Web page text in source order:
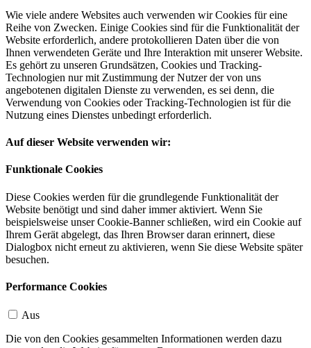
Wie viele andere Websites auch verwenden wir Cookies für eine
Reihe von Zwecken. Einige Cookies sind für die Funktionalität der
Website erforderlich, andere protokollieren Daten über die von
Ihnen verwendeten Geräte und Ihre Interaktion mit unserer Website.
Es gehört zu unseren Grundsätzen, Cookies und Tracking-
Technologien nur mit Zustimmung der Nutzer der von uns
angebotenen digitalen Dienste zu verwenden, es sei denn, die
Verwendung von Cookies oder Tracking-Technologien ist für die
Nutzung eines Dienstes unbedingt erforderlich.
Auf dieser Website verwenden wir:
Funktionale Cookies
Diese Cookies werden für die grundlegende Funktionalität der
Website benötigt und sind daher immer aktiviert. Wenn Sie
beispielsweise unser Cookie-Banner schließen, wird ein Cookie auf
Ihrem Gerät abgelegt, das Ihren Browser daran erinnert, diese
Dialogbox nicht erneut zu aktivieren, wenn Sie diese Website später
besuchen.
Performance Cookies
Aus
Die von den Cookies gesammelten Informationen werden dazu